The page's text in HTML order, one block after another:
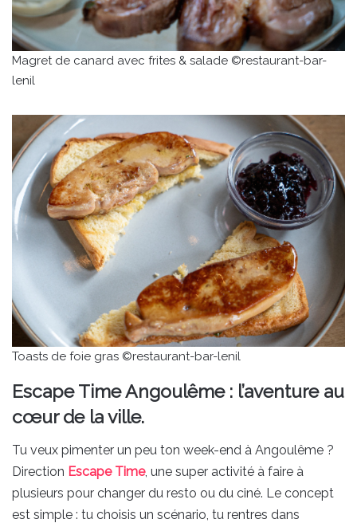
Magret de canard avec frites & salade ©restaurant-bar-
lenil
Toasts de foie gras ©restaurant-bar-lenil
Escape Time Angoulême : l’aventure au
cœur de la ville.
Tu veux pimenter un peu ton week-end à Angoulême ?
Direction Escape Time, une super activité à faire à
plusieurs pour changer du resto ou du ciné. Le concept
est simple : tu choisis un scénario, tu rentres dans